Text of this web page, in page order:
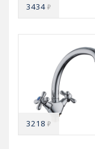
3434₽
3218₽